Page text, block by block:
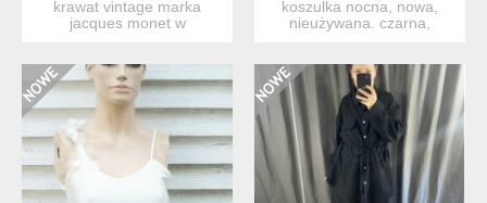
krawat vintage marka
jacques monet w
koszulka nocna, nowa,
nieużywana. czarna,